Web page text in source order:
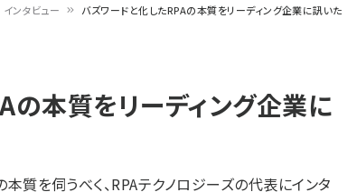
インタビュー バズワードと化したRPAの本質をリーディング企業に訊いた
の本質をリーディング企業に
質を伺うべく、RPAテクノロジーズの代表にインタ